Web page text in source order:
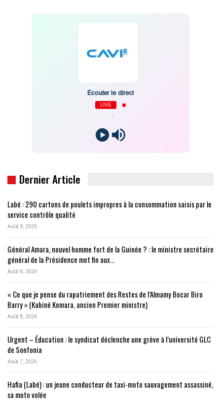
Écouter le direct
LIVE
Dernier Article
Labé : 290 cartons de poulets impropres à la consommation saisis par le
service contrôle qualité
Août 8, 2026
Général Amara, nouvel homme fort de la Guinée ? : le ministre secrétaire
général de la Présidence met fin aux…
Août 8, 2026
« Ce que je pense du rapatriement des Restes de l’Almamy Bocar Biro
Barry » (Kabiné Komara, ancien Premier ministre)
Août 8, 2026
Urgent – Éducation : le syndicat déclenche une grève à l’université GLC
de Sonfonia
Août 7, 2026
Hafia (Labé) : un jeune conducteur de taxi-moto sauvagement assassiné,
sa moto volée